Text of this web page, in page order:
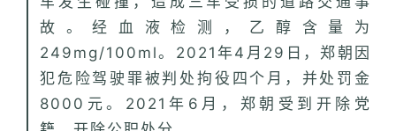
故。经血液检测，乙醇含量为
249mg/100ml。2021年4月29日，郑朝因
犯危险驾驶罪被判处拘役四个月，并处罚金
8000元。2021年6月，郑朝受到开除党